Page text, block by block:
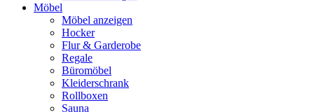
Möbel
Möbel anzeigen
Hocker
Flur & Garderobe
Regale
Büromöbel
Kleiderschrank
Rollboxen
Sauna